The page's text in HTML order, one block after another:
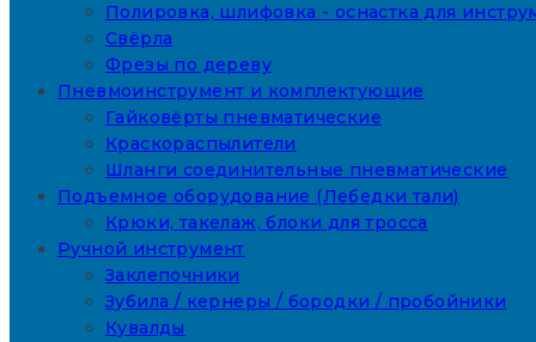
Полировка, шлифовка - оснастка для
Свёрла
Фрезы по дереву
Пневмоинструмент и комплектующие
Гайковёрты пневматические
Краскораспылители
Шланги соединительные пневматические
Подъемное оборудование (Лебедки тали)
Крюки, такелаж, блоки для тросса
Ручной инструмент
Заклепочники
Зубила / кернеры / бородки / пробойники
Кувалды